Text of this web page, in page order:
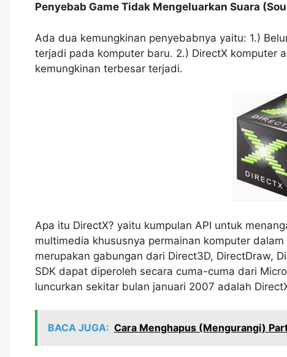
Penyebab Game Tidak Mengeluarkan Suara
Ada dua kemungkinan penyebabnya yaitu: 1.)
terjadi pada komputer baru. 2.) DirectX komputer
kemungkinan terbesar terjadi.
Apa itu DirectX? yaitu kumpulan API untuk
multimedia khususnya permainan komputer
merupakan gabungan dari Direct3D, DirectDraw,
SDK dapat diperoleh secara cuma-cuma dari
luncurkan sekitar bulan januari 2007 adalah
BACA JUGA: Cara Menghapus (Mengurangi)